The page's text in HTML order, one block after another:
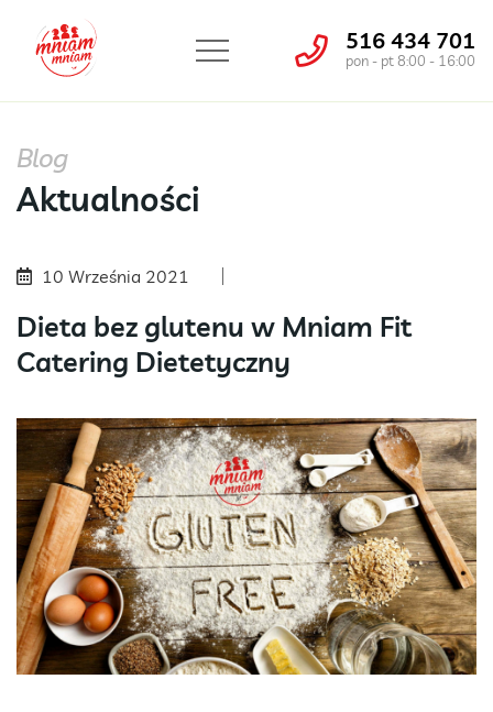
516 434 701
pon - pt 8:00 - 16:00
Blog
Aktualności
10 Września 2021
Dieta bez glutenu w Mniam Fit
Catering Dietetyczny